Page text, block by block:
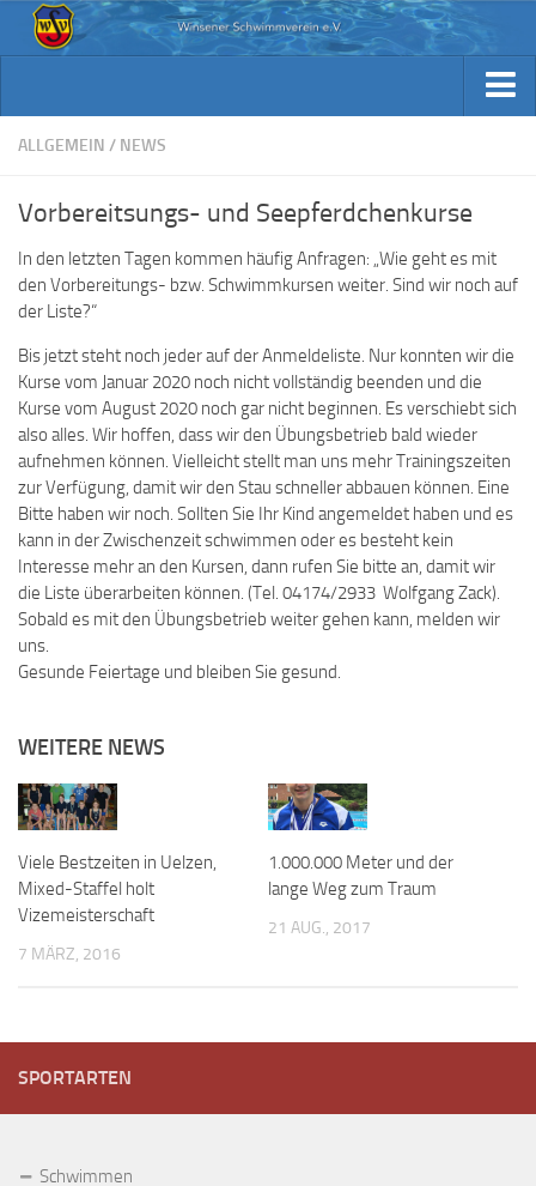
Verein / Kontakt
Sponsoren
Fotos
Beiträge & Downloads
Kennst Du schon…
Aktuelles
Trainingsplan
Verein / Kontakt
Sponsoren
Fotos
Beiträge & Downloads
Kennst Du schon…
ALLGEMEIN / NEWS
Vorbereitsungs- und Seepferdchenkurse
In den letzten Tagen kommen häufig Anfragen: „Wie geht es mit
den Vorbereitungs- bzw. Schwimmkursen weiter. Sind wir noch auf
der Liste?“
Bis jetzt steht noch jeder auf der Anmeldeliste. Nur konnten wir die
Kurse vom Januar 2020 noch nicht vollständig beenden und die
Kurse vom August 2020 noch gar nicht beginnen. Es verschiebt sich
also alles. Wir hoffen, dass wir den Übungsbetrieb bald wieder
aufnehmen können. Vielleicht stellt man uns mehr Trainingszeiten
zur Verfügung, damit wir den Stau schneller abbauen können. Eine
Bitte haben wir noch. Sollten Sie Ihr Kind angemeldet haben und es
kann in der Zwischenzeit schwimmen oder es besteht kein
Interesse mehr an den Kursen, dann rufen Sie bitte an, damit wir
die Liste überarbeiten können. (Tel. 04174/2933 Wolfgang Zack).
Sobald es mit den Übungsbetrieb weiter gehen kann, melden wir
uns.
Gesunde Feiertage und bleiben Sie gesund.
WEITERE NEWS
Viele Bestzeiten in Uelzen,
Mixed-Staffel holt
Vizemeisterschaft
7 MÄRZ, 2016
1.000.000 Meter und der
lange Weg zum Traum
21 AUG., 2017
SPORTARTEN
Schwimmen